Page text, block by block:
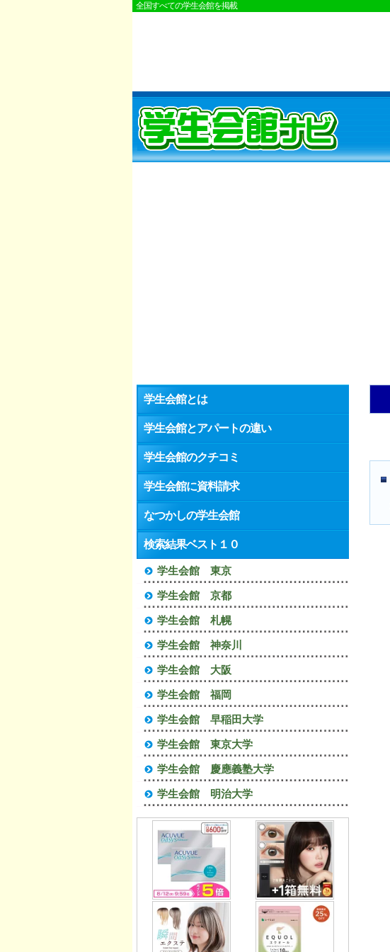
全国すべての学生会館を掲載
学生会館とは
学生会館とアパートの違い
学生会館のクチコミ
学生会館に資料請求
なつかしの学生会館
検索結果ベスト１０
学生会館 東京
学生会館 京都
学生会館 札幌
学生会館 神奈川
学生会館 大阪
学生会館 福岡
学生会館 早稲田大学
学生会館 東京大学
学生会館 慶應義塾大学
学生会館 明治大学